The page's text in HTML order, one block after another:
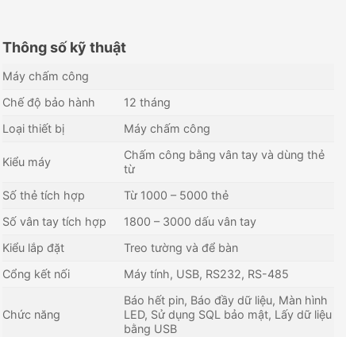
Máy chấm công vân tay, thẻ
5,438,000₫
Còn hàng - Giao nhanh
Máy chấm công vân tay, thẻ
2,250,000₫
Thông số kỹ thuật
Máy chấm công
Chế độ bảo hành
12 tháng
Loại thiết bị
Máy chấm công
Kiểu máy
Chấm công bằng vân tay và dùng thẻ
từ
Số thẻ tích hợp
Từ 1000 – 5000 thẻ
Số vân tay tích hợp
1800 – 3000 dấu vân tay
Kiểu lắp đặt
Treo tường và để bàn
Cổng kết nối
Máy tính, USB, RS232, RS-485
Chức năng
Báo hết pin, Báo đầy dữ liệu, Màn hình
LED, Sử dụng SQL bảo mật, Lấy dữ liệu
bằng USB